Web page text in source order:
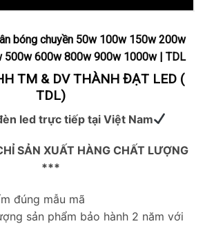
bóng chuyền 50w 100w 150w 200w
500w 600w 800w 900w 1000w | TDL
TM & DV THÀNH ĐẠT LED (
TDL)
led trực tiếp tại Việt Nam
SẢN XUẤT HÀNG CHẤT LƯỢNG
***
đúng mẫu mã
sản phẩm bảo hành 2 năm với